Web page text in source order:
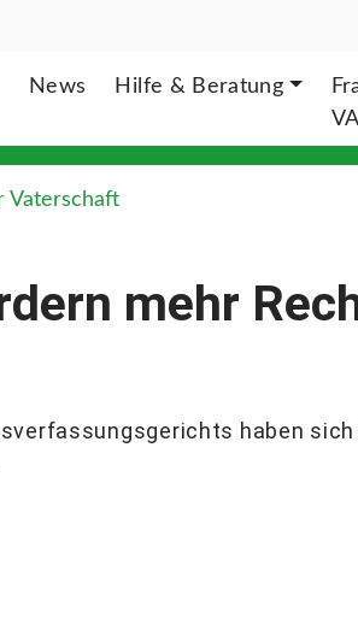
News Hilfe & Beratung
Vaterschaft
mehr
haben